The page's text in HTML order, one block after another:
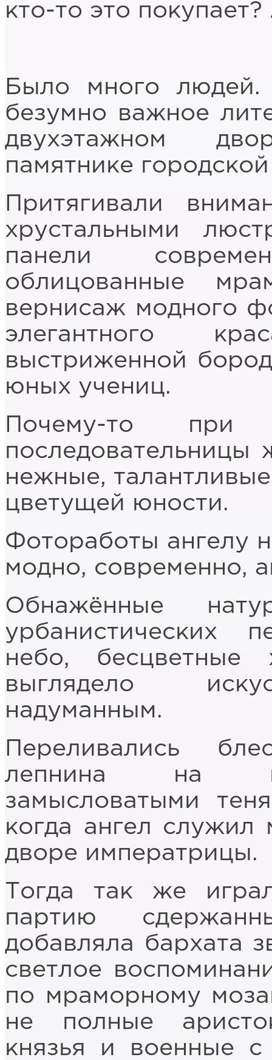
кто-то это
Было много
безумно важное
двухэтажном
памятнике
Притягивали
хрустальными
панели
облицованные
вернисаж модного
элегантного
выстриженной
юных учениц.
Почему-то
последовательницы
нежные,
цветущей юности.
Фотоработы ангелу
модно, современно,
Обнажённые
урбанистических
небо,
выглядело
надуманным.
Переливались
лепнина на
замысловатыми
когда ангел
дворе императрицы.
Тогда так же
партию
добавляла бархата
светлое
по мраморному
не полные
князья и военные